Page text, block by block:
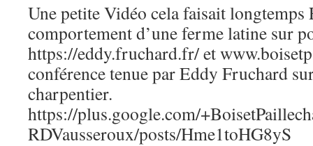
Une petite Vidéo cela faisait
comportement d’une ferme latine sur
https://eddy.fruchard.fr/ et
conférence tenue par Eddy Fruchard
charpentier.
https://plus.google.com/
RDVausseroux/posts/Hme1toHG8yS